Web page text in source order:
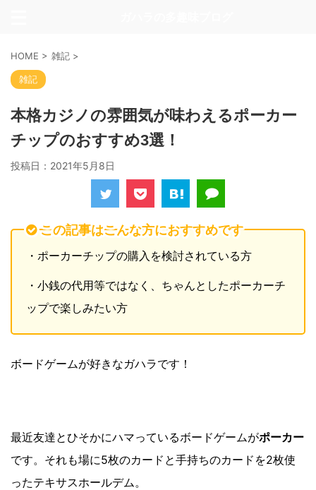
HOME > 雑記 >
雑記
本格カジノの雰囲気が味わえるポーカー
チップのおすすめ3選！
投稿日： 2021年5月8日
この記事はこんな方におすすめです
・ポーカーチップの購入を検討されている方
・小銭の代用等ではなく、ちゃんとしたポーカーチ
ップで楽しみたい方
ボードゲームが好きなガハラです！
最近友達とひそかにハマっているボードゲームがポーカー
です。それも場に5枚のカードと手持ちのカードを2枚使
ったテキサスホールデム。